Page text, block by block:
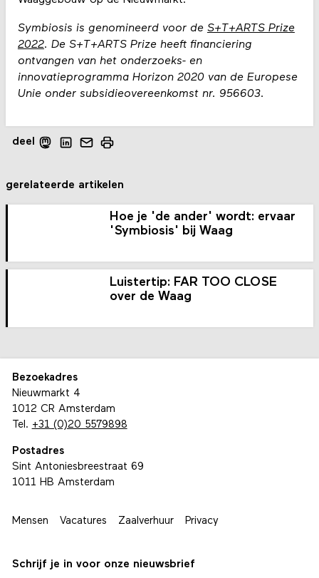
Symbiosis is genomineerd voor de S+T+ARTS Prize
2022. De S+T+ARTS Prize heeft financiering
ontvangen van het onderzoeks- en
innovatieprogramma Horizon 2020 van de Europese
Unie onder subsidieovereenkomst nr. 956603.
deel
gerelateerde artikelen
Hoe je 'de ander' wordt: ervaar
'Symbiosis' bij Waag
Luistertip: FAR TOO CLOSE
over de Waag
Bezoekadres
Nieuwmarkt 4
1012 CR Amsterdam
Tel. +31 (0)20 5579898
Postadres
Sint Antoniesbreestraat 69
1011 HB Amsterdam
Mensen Vacatures Zaalverhuur Privacy
Schrijf je in voor onze nieuwsbrief